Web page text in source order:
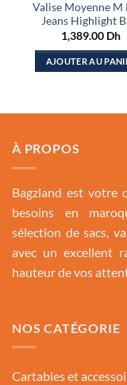
Valise Moyenne M
Jeans Highlight
1,389.00 Dh
AJOUTER AU
À PROPOS
Bagzland est votre
besoins en
sélection de sacs,
avec un excellent
hauteur de vos
NOS CATÉGORIE
Cartables et